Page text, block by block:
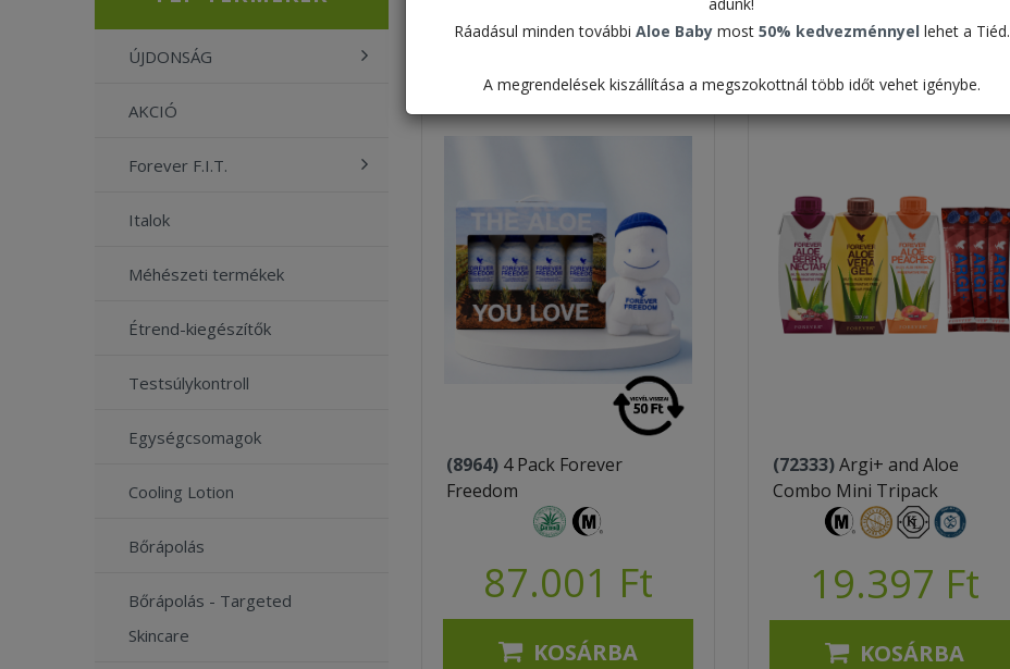
Ráadásul minden további Aloe Babymost 50% kedvezménnyel lehet a Tiéd.
A megrendelések kiszállítása a megszokottnál több időt vehet igénybe.
ÚJDONSÁG
AKCIÓ
Forever F.I.T.
Italok
Méhészeti termékek
Étrend-kiegészítők
Testsúlykontroll
Egységcsomagok
Cooling Lotion
Bőrápolás
Bőrápolás - Targeted
Skincare
(8964) 4 Pack Forever
Freedom
87.001 Ft
KOSÁRBA
(72333)Argi+ and Aloe
Combo Mini Tripack
19.397 Ft
KOSÁRBA